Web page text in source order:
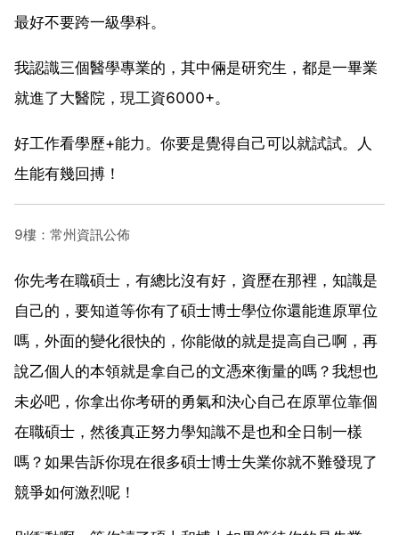
最好不要跨一級學科。
我認識三個醫學專業的，其中倆是研究生，都是一畢業
就進了大醫院，現工資6000+。
好工作看學歷+能力。你要是覺得自己可以就試試。人
生能有幾回搏！
9樓：常州資訊公佈
你先考在職碩士，有總比沒有好，資歷在那裡，知識是
自己的，要知道等你有了碩士博士學位你還能進原單位
嗎，外面的變化很快的，你能做的就是提高自己啊，再
說乙個人的本領就是拿自己的文憑來衡量的嗎？我想也
未必吧，你拿出你考研的勇氣和決心自己在原單位靠個
在職碩士，然後真正努力學知識不是也和全日制一樣
嗎？如果告訴你現在很多碩士博士失業你就不難發現了
競爭如何激烈呢！